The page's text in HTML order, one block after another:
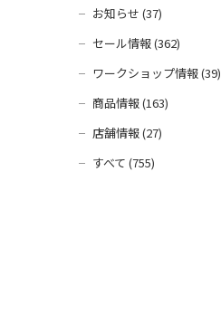
お知らせ (37)
セール情報 (362)
ワークショップ情報 (39)
商品情報 (163)
店舗情報 (27)
すべて (755)